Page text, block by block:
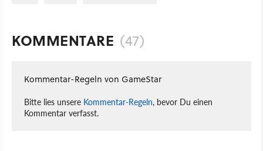
KOMMENTARE (47)
Kommentar-Regeln von GameStar
Bitte lies unsere Kommentar-Regeln, bevor Du einen
Kommentar verfasst.